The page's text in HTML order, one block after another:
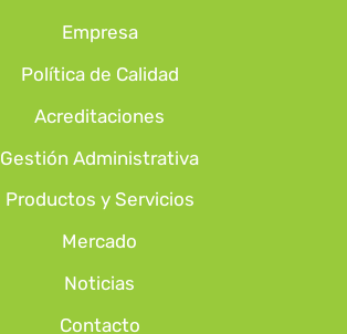
Empresa
Política de Calidad
Acreditaciones
Gestión Administrativa
Productos y Servicios
Mercado
Noticias
Contacto